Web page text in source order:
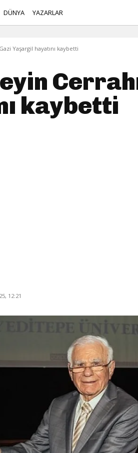
DÜNYA YAZARLAR
Yaşargil hayatını kaybetti
kaybetti
12:21